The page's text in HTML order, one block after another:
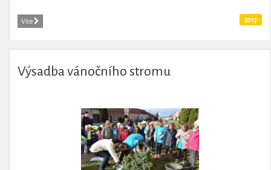
Více 2017
Výsadba vánočního stromu